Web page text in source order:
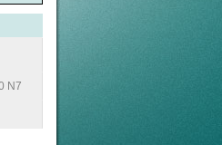
N7